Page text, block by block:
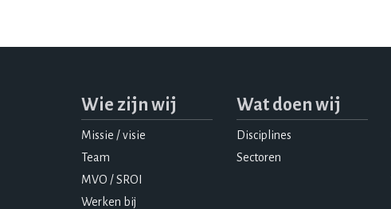
Wie zijn wij
Missie / visie
Team
MVO / SROI
Werken bij
Wat doen wij
Disciplines
Sectoren